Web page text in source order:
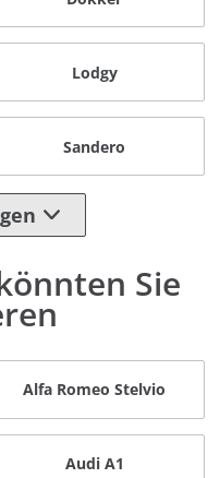
Lodgy
Sandero
Sie
Alfa Romeo Stelvio
Audi A1